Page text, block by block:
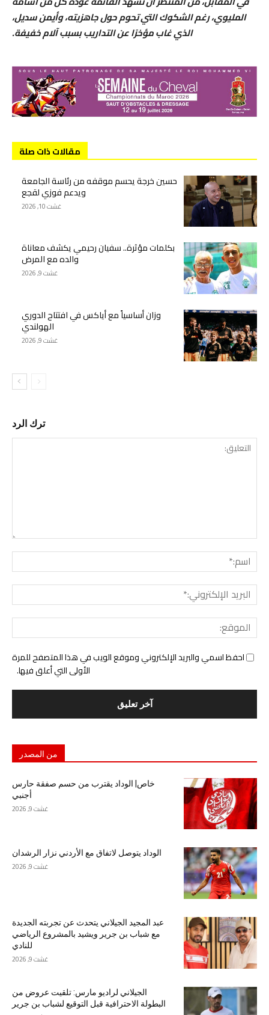
المليوي، رغم الشكوك التي تحوم حول جاهزيته، وأيمن سديل،
الذي غاب مؤخرًا عن التداريب بسبب آلام خفيفة.
مقالات ذات صلة
حسين خرجة يحسم موقفه من رئاسة الجامعة
ويدعم فوزي لقجع
غشت 10, 2026
بكلمات مؤثرة.. سفيان رحيمي يكشف معاناة
والده مع المرض
غشت 9, 2026
وزان أساسياً مع أياكس في افتتاح الدوري
الهولندي
غشت 9, 2026
ترك الرد
احفظ اسمي والبريد الإلكتروني وموقع الويب في هذا المتصفح للمرة
الأولى التي أعلق فيها.
من المصدر
خاص| الوداد يقترب من حسم صفقة حارس
أجنبي
غشت 9, 2026
الوداد يتوصل لاتفاق مع الأردني نزار الرشدان
غشت 9, 2026
عبد المجيد الجيلاني يتحدث عن تجربته الجديدة
مع شباب بن جرير ويشيد بالمشروع الرياضي
للنادي
غشت 9, 2026
الجيلاني لراديو مارس: تلقيت عروض من
البطولة الاحترافية قبل التوقيع لشباب بن جرير